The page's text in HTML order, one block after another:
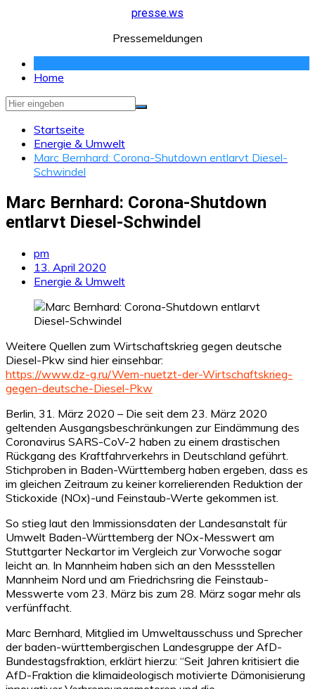
presse.ws
Pressemeldungen
Home
Startseite
Energie & Umwelt
Marc Bernhard: Corona-Shutdown entlarvt Diesel-
Schwindel
Marc Bernhard: Corona-Shutdown
entlarvt Diesel-Schwindel
pm
13. April 2020
Energie & Umwelt
Weitere Quellen zum Wirtschaftskrieg gegen deutsche
Diesel-Pkw sind hier einsehbar:
https://www.dz-g.ru/Wem-nuetzt-der-Wirtschaftskrieg-
gegen-deutsche-Diesel-Pkw
Berlin, 31. März 2020 – Die seit dem 23. März 2020
geltenden Ausgangsbeschränkungen zur Eindämmung des
Coronavirus SARS-CoV-2 haben zu einem drastischen
Rückgang des Kraftfahrverkehrs in Deutschland geführt.
Stichproben in Baden-Württemberg haben ergeben, dass es
im gleichen Zeitraum zu keiner korrelierenden Reduktion der
Stickoxide (NOx)-und Feinstaub-Werte gekommen ist.
So stieg laut den Immissionsdaten der Landesanstalt für
Umwelt Baden-Württemberg der NOx-Messwert am
Stuttgarter Neckartor im Vergleich zur Vorwoche sogar
leicht an. In Mannheim haben sich an den Messstellen
Mannheim Nord und am Friedrichsring die Feinstaub-
Messwerte vom 23. März bis zum 28. März sogar mehr als
verfünffacht.
Marc Bernhard, Mitglied im Umweltausschuss und Sprecher
der baden-württembergischen Landesgruppe der AfD-
Bundestagsfraktion, erklärt hierzu: “Seit Jahren kritisiert die
AfD-Fraktion die klimaideologisch motivierte Dämonisierung